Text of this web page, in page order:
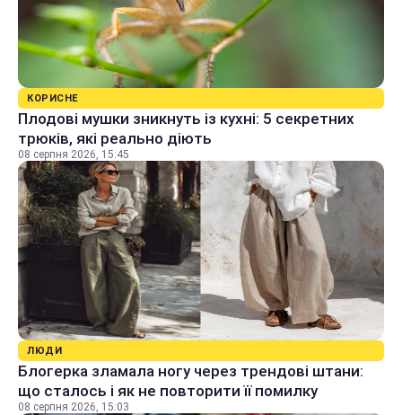
КОРИСНЕ
Плодові мушки зникнуть із кухні: 5 секретних
трюків, які реально діють
08 серпня 2026, 15:45
ЛЮДИ
Блогерка зламала ногу через трендові штани:
що сталось і як не повторити її помилку
08 серпня 2026, 15:03